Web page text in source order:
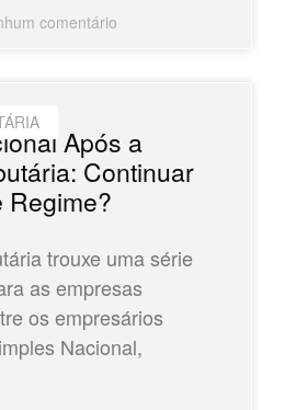
comentário
Após a
Continuar
Regime?
trouxe uma série
as empresas
os empresários
Nacional,